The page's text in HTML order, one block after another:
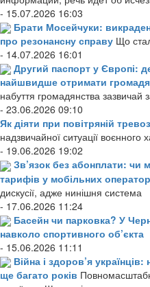
- 15.07.2026 16:03
Брати Мосейчуки:
про резонансну справу Що
- 14.07.2026 16:01
Другий паспорт у Європі:
найшвидше отримати
набуття громадянства зазвичай
- 23.06.2026 09:10
Як діяти при повітряній
надзвичайної ситуації воєнного
- 19.06.2026 19:02
Зв’язок без абонплати: чи
тарифів у мобільних
дискусії, адже нинішня система
- 17.06.2026 11:24
Басейн чи парковка? У
навколо спортивного об’єкта
- 15.06.2026 11:11
Війна і здоров’я
ще багато років